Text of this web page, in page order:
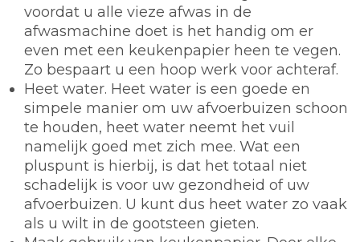
voordat u alle vieze afwas in de
afwasmachine doet is het handig om er
even met een keukenpapier heen te vegen.
Zo bespaart u een hoop werk voor achteraf.
Heet water. Heet water is een goede en
simpele manier om uw afvoerbuizen schoon
te houden, heet water neemt het vuil
namelijk goed met zich mee. Wat een
pluspunt is hierbij, is dat het totaal niet
schadelijk is voor uw gezondheid of uw
afvoerbuizen. U kunt dus heet water zo vaak
als u wilt in de gootsteen gieten.